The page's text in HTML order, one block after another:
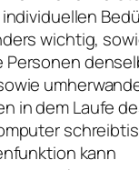
wichtig,
in dem Laufe
kann